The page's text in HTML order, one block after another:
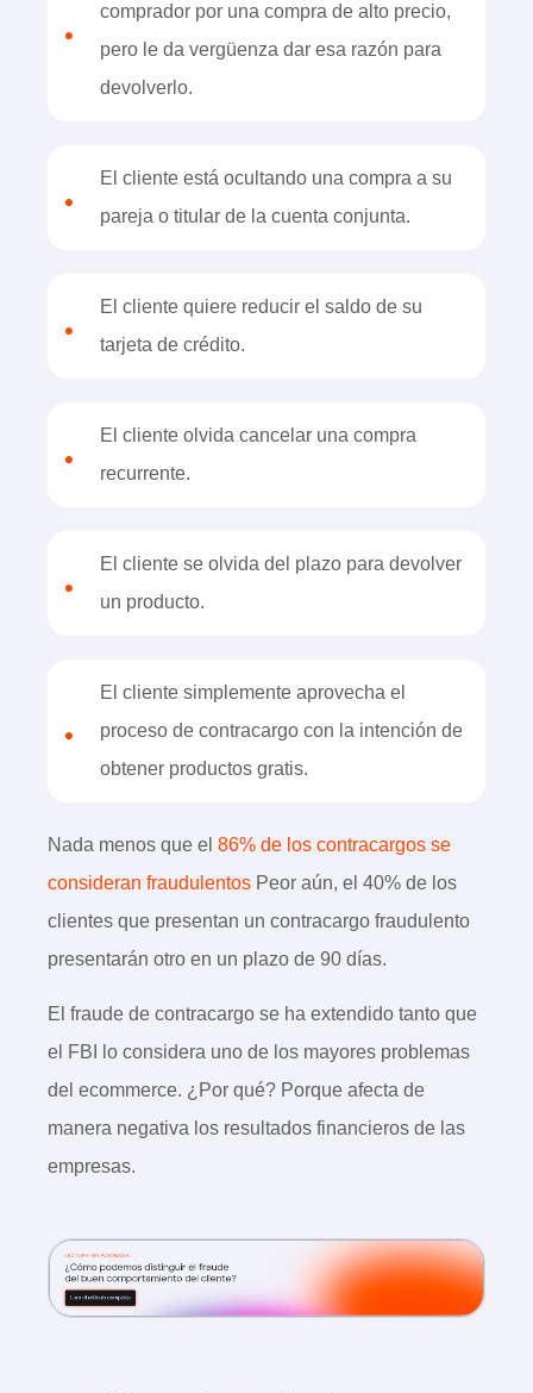
•
comprador por una compra de alto precio,
pero le da vergüenza dar esa razón para
devolverlo.
•
El cliente está ocultando una compra a su
pareja o titular de la cuenta conjunta.
•
El cliente quiere reducir el saldo de su
tarjeta de crédito.
•
El cliente olvida cancelar una compra
recurrente.
•
El cliente se olvida del plazo para devolver
un producto.
•
El cliente simplemente aprovecha el
proceso de contracargo con la intención de
obtener productos gratis.
Nada menos que el 86% de los contracargos se
consideran fraudulentos Peor aún, el 40% de los
clientes que presentan un contracargo fraudulento
presentarán otro en un plazo de 90 días.
El fraude de contracargo se ha extendido tanto que
el FBI lo considera uno de los mayores problemas
del ecommerce. ¿Por qué? Porque afecta de
manera negativa los resultados financieros de las
empresas.